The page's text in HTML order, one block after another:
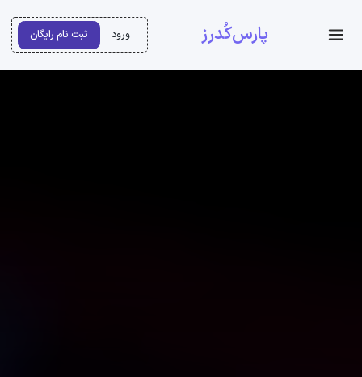
پارس‌کُدرز ورود ثبت نام رایگان